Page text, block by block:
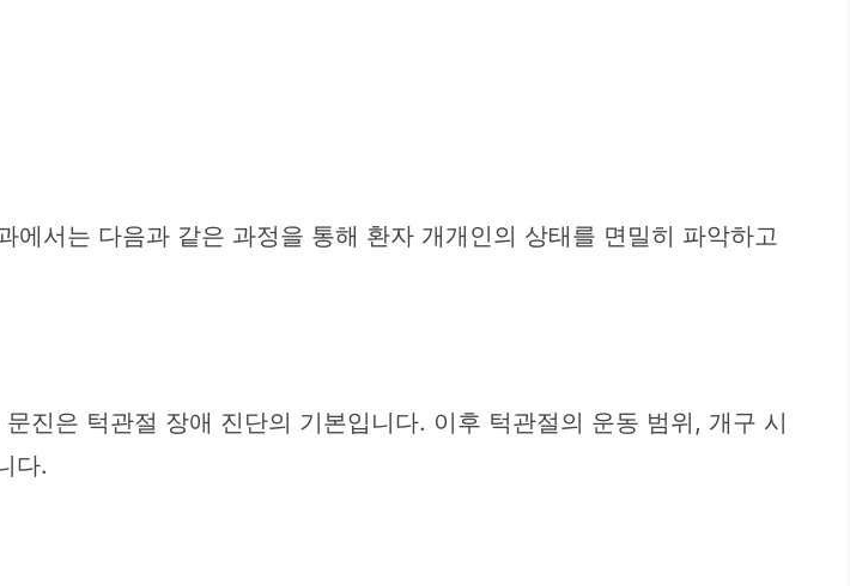
서는 다음과 같은 과정을 통해 환자 개개인의 상태를 면밀히 파악하고
진은 턱관절 장애 진단의 기본입니다. 이후 턱관절의 운동 범위, 개구 시
다.